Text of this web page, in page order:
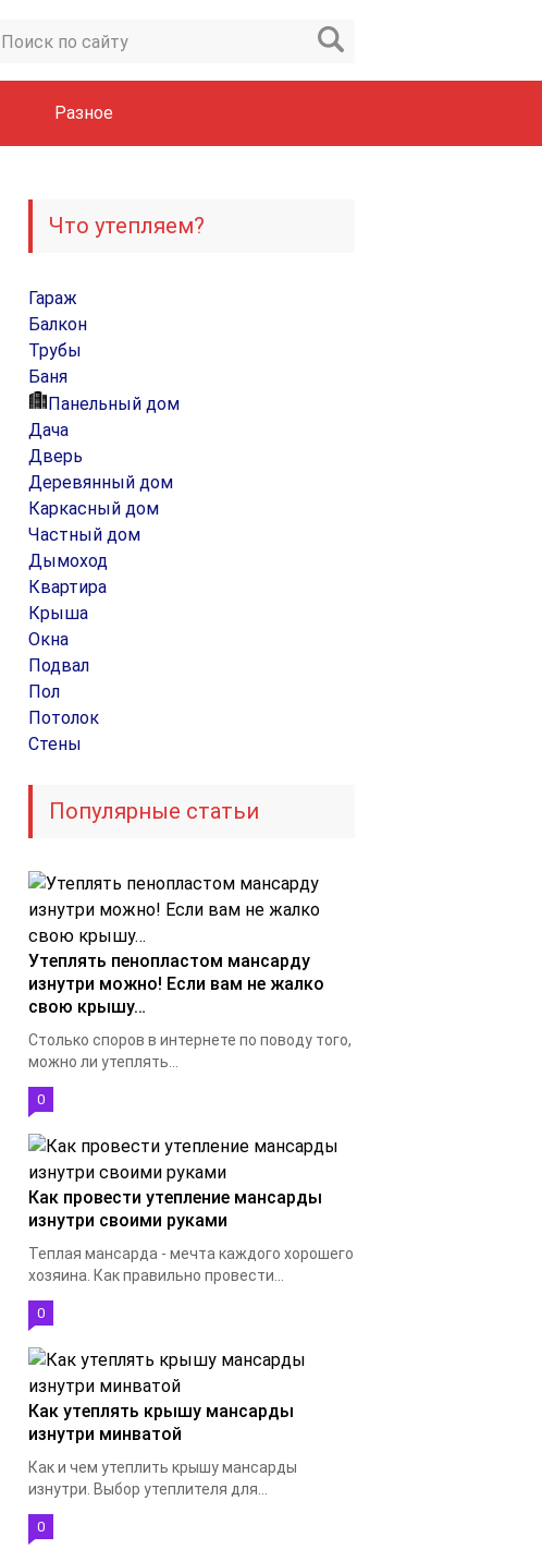
Разное
Что утепляем?
Гараж
Балкон
Трубы
Баня
Панельный дом
Дача
Дверь
Деревянный дом
Каркасный дом
Частный дом
Дымоход
Квартира
Крыша
Окна
Подвал
Пол
Потолок
Стены
Популярные статьи
Утеплять пенопластом мансарду
изнутри можно! Если вам не жалко
свою крышу…
Столько споров в интернете по поводу того,
можно ли утеплять...
0
Как провести утепление мансарды
изнутри своими руками
Теплая мансарда - мечта каждого хорошего
хозяина. Как правильно провести...
0
Как утеплять крышу мансарды
изнутри минватой
Как и чем утеплить крышу мансарды
изнутри. Выбор утеплителя для...
0